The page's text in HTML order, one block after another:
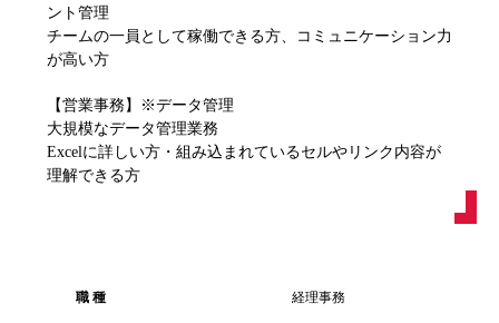
ント管理
チームの一員として稼働できる方、コミュニケーション力
が高い方
【営業事務】※データ管理
大規模なデータ管理業務
Excelに詳しい方・組み込まれているセルやリンク内容が
理解できる方
職 種 経理事務